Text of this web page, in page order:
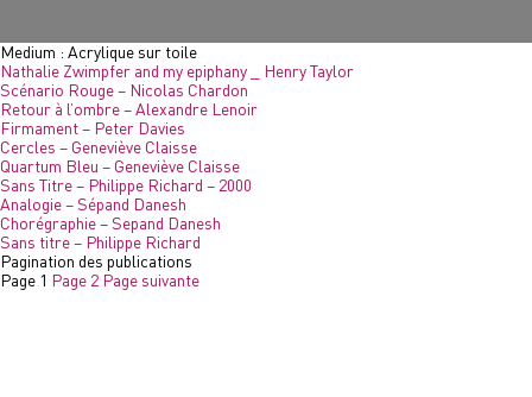
Medium : Acrylique sur toile
Nathalie Zwimpfer and my epiphany _ Henry Taylor
Scénario Rouge – Nicolas Chardon
Retour à l’ombre – Alexandre Lenoir
Firmament – Peter Davies
Cercles – Geneviève Claisse
Quartum Bleu – Geneviève Claisse
Sans Titre – Philippe Richard – 2000
Analogie – Sépand Danesh
Chorégraphie – Sepand Danesh
Sans titre – Philippe Richard
Pagination des publications
Page 1 Page 2 Page suivante